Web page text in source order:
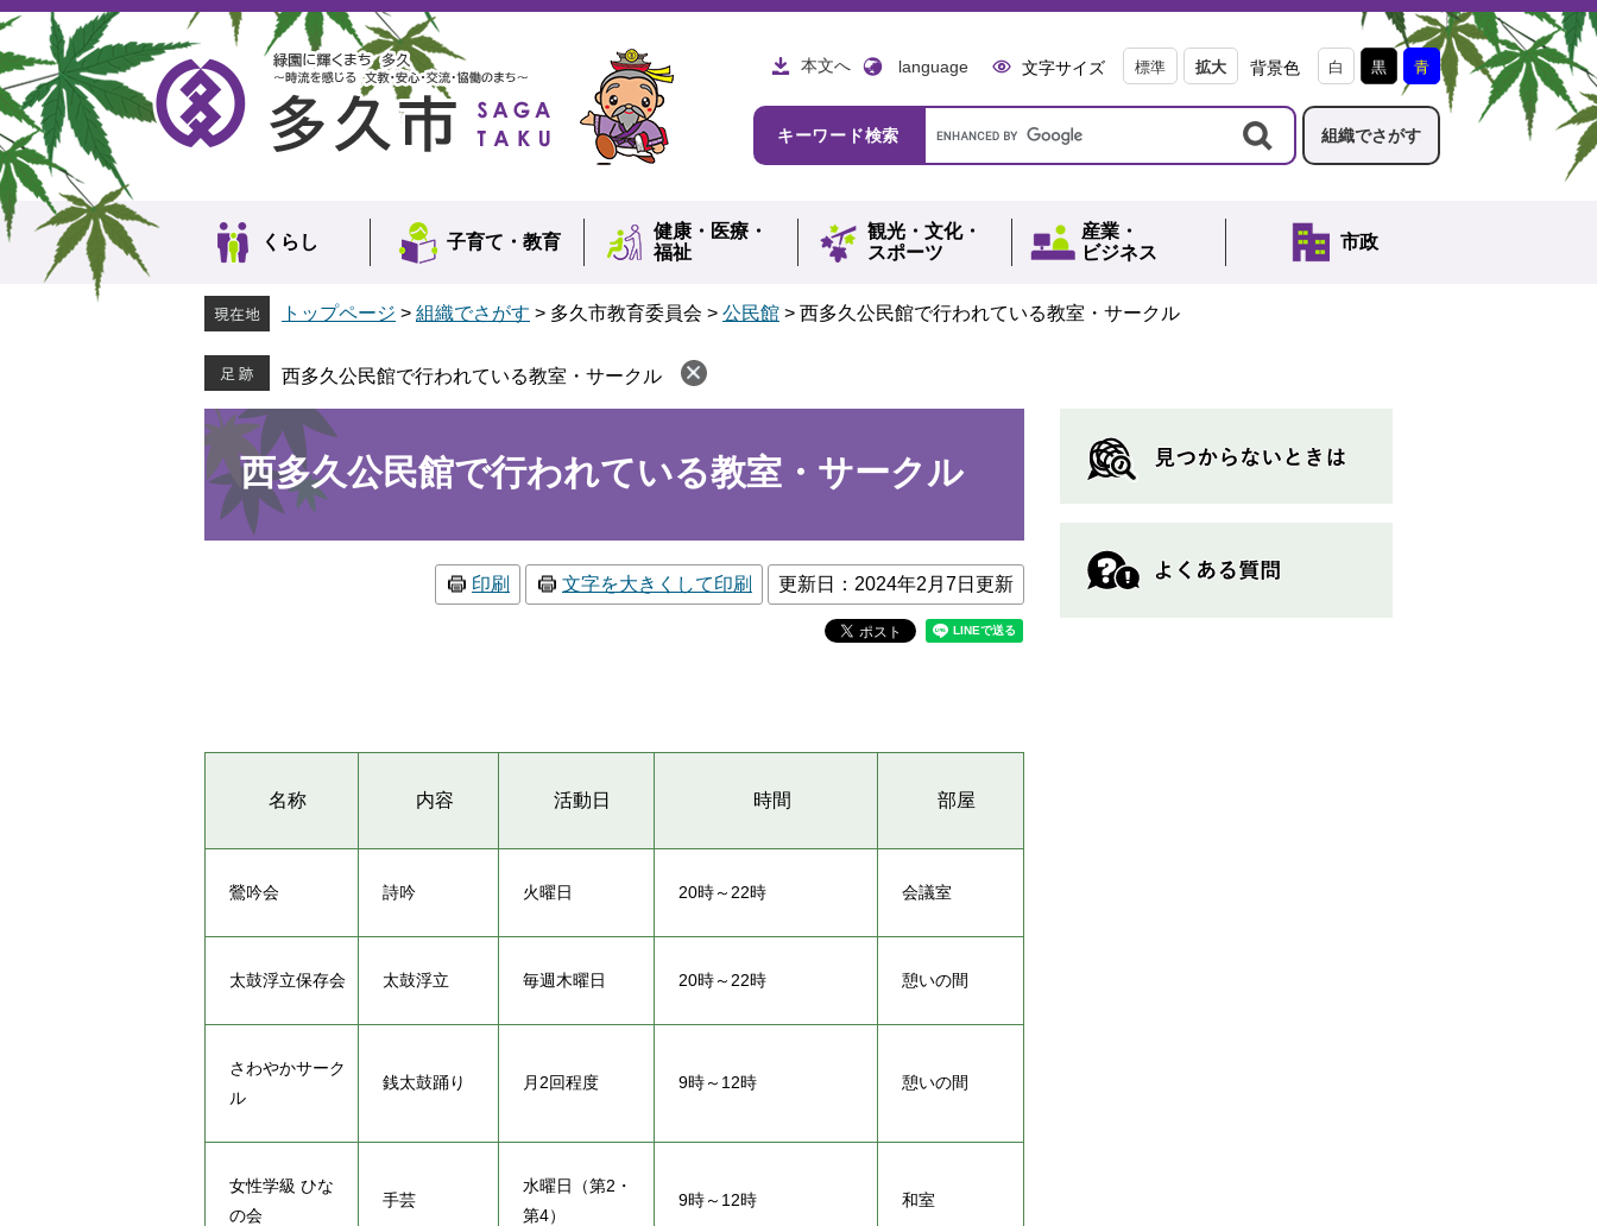
ペ
ー
ジ
の
先
頭
で
す。
メ
ニ
ュ
ー
を
飛
ば
し
て
本
本文へ language 文字サイズ 標準 拡大 背景色 白 黒 青
キーワード検索
カ
ス
検
索
組織でさがす
くらし 子育て・ 教育
健康・ 医療・
福祉
観光・ 文化・
スポーツ
産業・
ビジネス
市政
トップページ > 組織でさがす > 多久市教育委員会 > 公民館 > 西多久公民館で行われている教室・サークル
西多久公民館で行われている教室・サークル
本
文
西多久公民館で行われている教室・サークル
印刷 文字を大きくして印刷 更新日：2024年2月7日更新
名称 内容 活動日 時間 部屋
鶯吟会 詩吟 火曜日 20時～22時 会議室
太鼓浮立保存会 太鼓浮立 毎週木曜日 20時～22時 憩いの間
さわやかサーク
ル
銭太鼓踊り 月2回程度 9時～12時 憩いの間
女性学級 ひな
の会
手芸
水曜日（第2・
第4）
9時～12時 和室